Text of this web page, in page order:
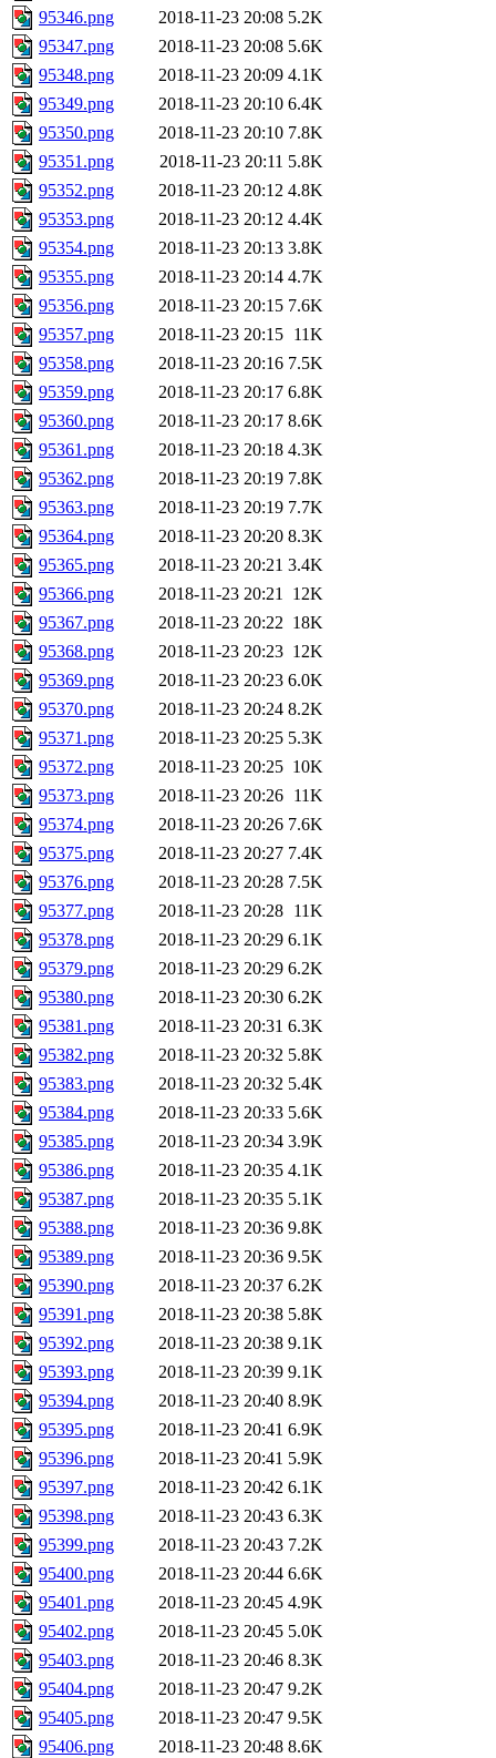
95346.png
2018-11-23 20:08 5.2K
95347.png
2018-11-23 20:08 5.6K
95348.png
2018-11-23 20:09 4.1K
95349.png
2018-11-23 20:10 6.4K
95350.png
2018-11-23 20:10 7.8K
95351.png
2018-11-23 20:11 5.8K
95352.png
2018-11-23 20:12 4.8K
95353.png
2018-11-23 20:12 4.4K
95354.png
2018-11-23 20:13 3.8K
95355.png
2018-11-23 20:14 4.7K
95356.png
2018-11-23 20:15 7.6K
95357.png
2018-11-23 20:15 11K
95358.png
2018-11-23 20:16 7.5K
95359.png
2018-11-23 20:17 6.8K
95360.png
2018-11-23 20:17 8.6K
95361.png
2018-11-23 20:18 4.3K
95362.png
2018-11-23 20:19 7.8K
95363.png
2018-11-23 20:19 7.7K
95364.png
2018-11-23 20:20 8.3K
95365.png
2018-11-23 20:21 3.4K
95366.png
2018-11-23 20:21 12K
95367.png
2018-11-23 20:22 18K
95368.png
2018-11-23 20:23 12K
95369.png
2018-11-23 20:23 6.0K
95370.png
2018-11-23 20:24 8.2K
95371.png
2018-11-23 20:25 5.3K
95372.png
2018-11-23 20:25 10K
95373.png
2018-11-23 20:26 11K
95374.png
2018-11-23 20:26 7.6K
95375.png
2018-11-23 20:27 7.4K
95376.png
2018-11-23 20:28 7.5K
95377.png
2018-11-23 20:28 11K
95378.png
2018-11-23 20:29 6.1K
95379.png
2018-11-23 20:29 6.2K
95380.png
2018-11-23 20:30 6.2K
95381.png
2018-11-23 20:31 6.3K
95382.png
2018-11-23 20:32 5.8K
95383.png
2018-11-23 20:32 5.4K
95384.png
2018-11-23 20:33 5.6K
95385.png
2018-11-23 20:34 3.9K
95386.png
2018-11-23 20:35 4.1K
95387.png
2018-11-23 20:35 5.1K
95388.png
2018-11-23 20:36 9.8K
95389.png
2018-11-23 20:36 9.5K
95390.png
2018-11-23 20:37 6.2K
95391.png
2018-11-23 20:38 5.8K
95392.png
2018-11-23 20:38 9.1K
95393.png
2018-11-23 20:39 9.1K
95394.png
2018-11-23 20:40 8.9K
95395.png
2018-11-23 20:41 6.9K
95396.png
2018-11-23 20:41 5.9K
95397.png
2018-11-23 20:42 6.1K
95398.png
2018-11-23 20:43 6.3K
95399.png
2018-11-23 20:43 7.2K
95400.png
2018-11-23 20:44 6.6K
95401.png
2018-11-23 20:45 4.9K
95402.png
2018-11-23 20:45 5.0K
95403.png
2018-11-23 20:46 8.3K
95404.png
2018-11-23 20:47 9.2K
95405.png
2018-11-23 20:47 9.5K
95406.png
2018-11-23 20:48 8.6K